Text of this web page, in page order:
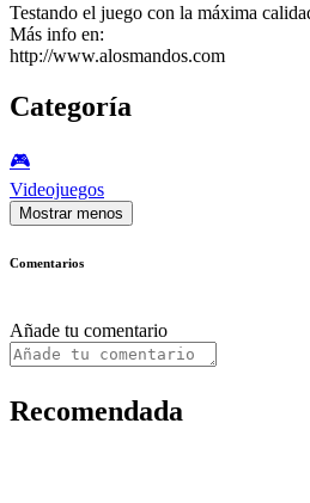
Testando el juego con la máxima
Más info en:
http://www.alosmandos.com
Categoría
🎮️
Videojuegos
Mostrar menos
Comentarios
Añade tu comentario
Recomendada